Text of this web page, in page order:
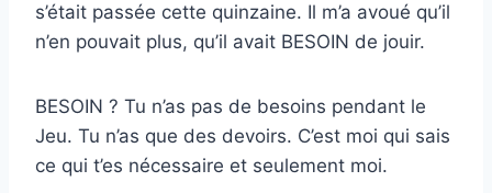
s’était passée cette quinzaine. Il m’a avoué qu’il
n’en pouvait plus, qu’il avait BESOIN de jouir.
BESOIN ? Tu n’as pas de besoins pendant le
Jeu. Tu n’as que des devoirs. C’est moi qui sais
ce qui t’es nécessaire et seulement moi.